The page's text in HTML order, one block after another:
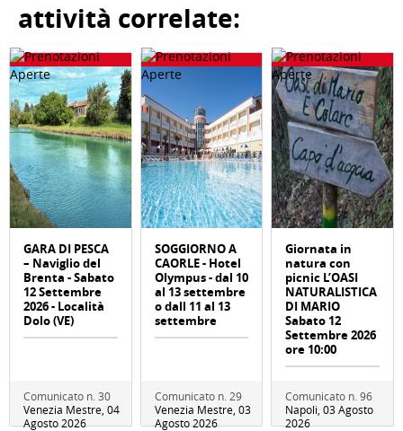
attività correlate:
GARA DI PESCA
– Naviglio del
Brenta - Sabato
12 Settembre
2026 - Località
Dolo (VE)
Comunicato n. 30
Venezia Mestre, 04
Agosto 2026
SOGGIORNO A
CAORLE - Hotel
Olympus - dal 10
al 13 settembre
o dall 11 al 13
settembre
Comunicato n. 29
Venezia Mestre, 03
Agosto 2026
Giornata in
natura con
picnic L’OASI
NATURALISTICA
DI MARIO
Sabato 12
Settembre 2026
ore 10:00
Comunicato n. 96
Napoli, 03 Agosto
2026